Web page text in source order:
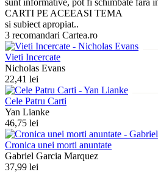
CARTI PE ACEEASI TEMA
si subiect apropiat..
3 recomandari Cartea.ro
Vieti Incercate
Nicholas Evans
22,41 lei
Cele Patru Carti
Yan Lianke
46,75 lei
Cronica unei morti anuntate
Gabriel Garcia Marquez
37,99 lei